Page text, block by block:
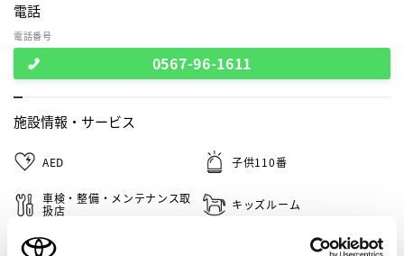
電話
電話番号
0567-96-1611
施設情報・ サービス
AED 子供110番
車検・整備・メンテナンス取
扱店
キッズルーム
キッズコーナー